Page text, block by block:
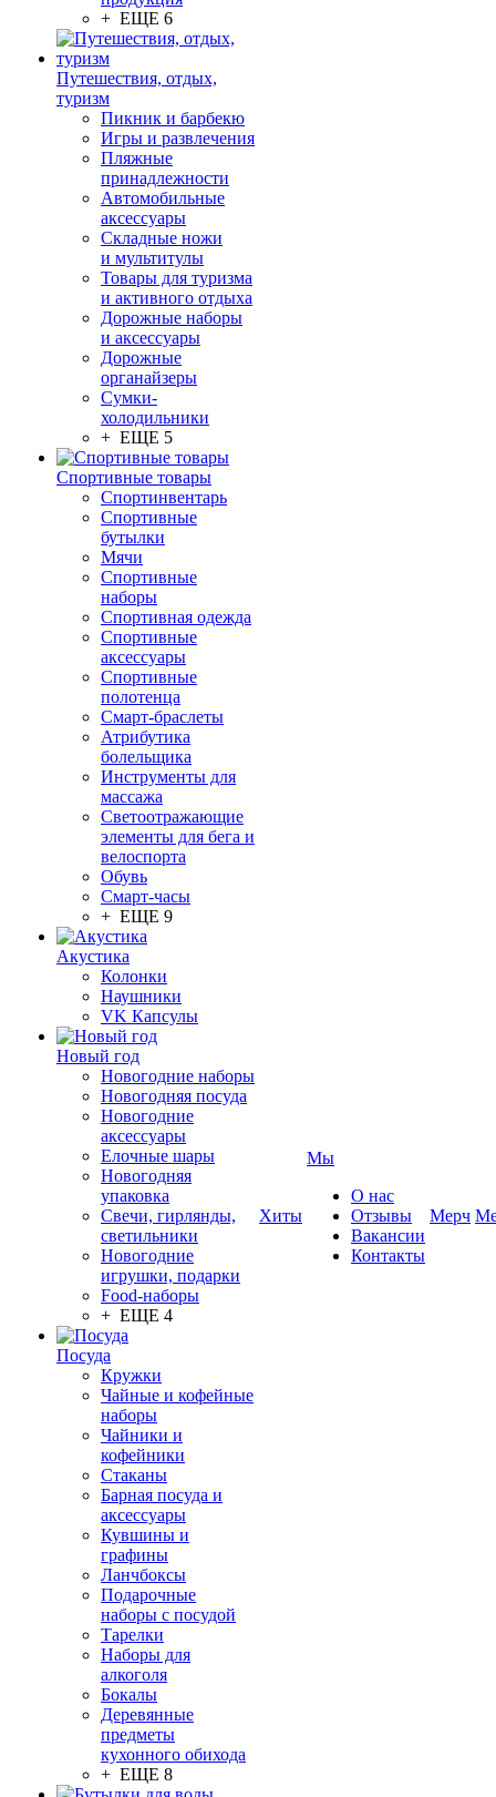
+ ЕЩЕ 6
Путешествия, отдых,
туризм
Пикник и барбекю
Игры и развлечения
Пляжные
принадлежности
Автомобильные
аксессуары
Складные ножи
и мультитулы
Товары для туризма
и активного отдыха
Дорожные наборы
и аксессуары
Дорожные
органайзеры
Сумки-
холодильники
+ ЕЩЕ 5
Спортивные товары
Спортинвентарь
Спортивные
бутылки
Мячи
Спортивные
наборы
Спортивная одежда
Спортивные
аксессуары
Спортивные
полотенца
Смарт-браслеты
Атрибутика
болельщика
Инструменты для
массажа
Светоотражающие
элементы для бега и
велоспорта
Обувь
Смарт-часы
+ ЕЩЕ 9
Акустика
Колонки
Наушники
VK Капсулы
Новый год
Новогодние наборы
Новогодняя посуда
Новогодние
аксессуары
Елочные шары
Новогодняя
упаковка
Свечи, гирлянды,
светильники
Новогодние
игрушки, подарки
Food-наборы
+ ЕЩЕ 4
Посуда
Кружки
Чайные и кофейные
наборы
Чайники и
кофейники
Стаканы
Барная посуда и
аксессуары
Кувшины и
графины
Ланчбоксы
Подарочные
наборы с посудой
Тарелки
Наборы для
алкоголя
Бокалы
Деревянные
предметы
кухонного обихода
+ ЕЩЕ 8
Хиты
Мы
О нас
Отзывы
Вакансии
Контакты
Мерч